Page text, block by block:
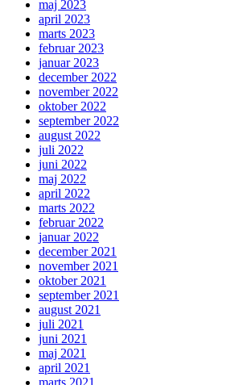
maj 2023
april 2023
marts 2023
februar 2023
januar 2023
december 2022
november 2022
oktober 2022
september 2022
august 2022
juli 2022
juni 2022
maj 2022
april 2022
marts 2022
februar 2022
januar 2022
december 2021
november 2021
oktober 2021
september 2021
august 2021
juli 2021
juni 2021
maj 2021
april 2021
marts 2021